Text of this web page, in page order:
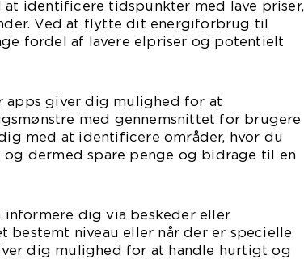
identificere tidspunkter med lave priser,
Ved at flytte dit energiforbrug til
fordel af lavere elpriser og potentielt
apps giver dig mulighed for at
med gennemsnittet for brugere
med at identificere områder, hvor du
dermed spare penge og bidrage til en
informere dig via beskeder eller
bestemt niveau eller når der er specielle
dig mulighed for at handle hurtigt og